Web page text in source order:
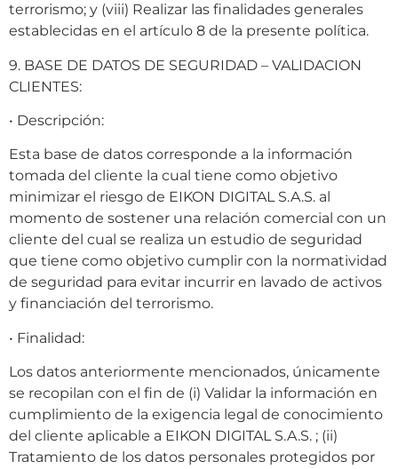
terrorismo; y (viii) Realizar las finalidades generales
establecidas en el artículo 8 de la presente política.
9. BASE DE DATOS DE SEGURIDAD – VALIDACION
CLIENTES:
• Descripción:
Esta base de datos corresponde a la información
tomada del cliente la cual tiene como objetivo
minimizar el riesgo de EIKON DIGITAL S.A.S. al
momento de sostener una relación comercial con un
cliente del cual se realiza un estudio de seguridad
que tiene como objetivo cumplir con la normatividad
de seguridad para evitar incurrir en lavado de activos
y financiación del terrorismo.
• Finalidad:
Los datos anteriormente mencionados, únicamente
se recopilan con el fin de (i) Validar la información en
cumplimiento de la exigencia legal de conocimiento
del cliente aplicable a EIKON DIGITAL S.A.S. ; (ii)
Tratamiento de los datos personales protegidos por